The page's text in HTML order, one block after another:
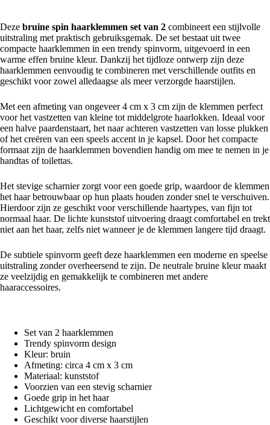
Deze bruine spin haarklemmen set van 2 combineert een stijlvolle
uitstraling met praktisch gebruiksgemak. De set bestaat uit twee
compacte haarklemmen in een trendy spinvorm, uitgevoerd in een
warme effen bruine kleur. Dankzij het tijdloze ontwerp zijn deze
haarklemmen eenvoudig te combineren met verschillende outfits en
geschikt voor zowel alledaagse als meer verzorgde haarstijlen.
Met een afmeting van ongeveer 4 cm x 3 cm zijn de klemmen perfect
voor het vastzetten van kleine tot middelgrote haarlokken. Ideaal voor
een halve paardenstaart, het naar achteren vastzetten van losse plukken
of het creëren van een speels accent in je kapsel. Door het compacte
formaat zijn de haarklemmen bovendien handig om mee te nemen in je
handtas of toilettas.
Het stevige scharnier zorgt voor een goede grip, waardoor de klemmen
het haar betrouwbaar op hun plaats houden zonder snel te verschuiven.
Hierdoor zijn ze geschikt voor verschillende haartypes, van fijn tot
normaal haar. De lichte kunststof uitvoering draagt comfortabel en trekt
niet aan het haar, zelfs niet wanneer je de klemmen langere tijd draagt.
De subtiele spinvorm geeft deze haarklemmen een moderne en speelse
uitstraling zonder overheersend te zijn. De neutrale bruine kleur maakt
ze veelzijdig en gemakkelijk te combineren met andere
haaraccessoires.
Set van 2 haarklemmen
Trendy spinvorm design
Kleur: bruin
Afmeting: circa 4 cm x 3 cm
Materiaal: kunststof
Voorzien van een stevig scharnier
Goede grip in het haar
Lichtgewicht en comfortabel
Geschikt voor diverse haarstijlen